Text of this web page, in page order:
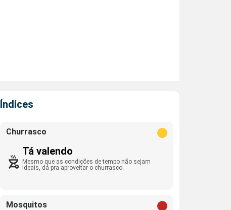
Índices
Churrasco
Tá valendo
Mesmo que as condições de tempo não sejam
ideais, dá pra aproveitar o churrasco.
Mosquitos